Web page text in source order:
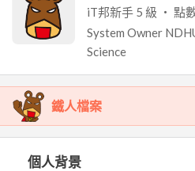
iT邦新手 5 級 ‧ 點
System Owner
Science
鐵人檔案
個人背景